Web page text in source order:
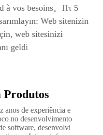
à vos besoins。Πτ 5
Web sitenizin
web sitesinizi
geldi
Produtos
anos de experiência e
no desenvolvimento
software, desenvolvi